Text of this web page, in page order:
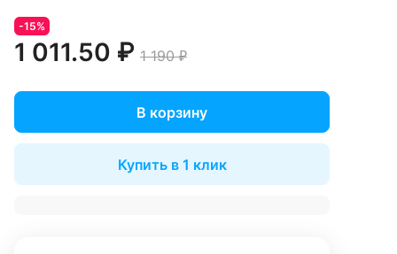
-15%
1 011.50 ₽ 1 190 ₽
В корзину
Купить в 1 клик